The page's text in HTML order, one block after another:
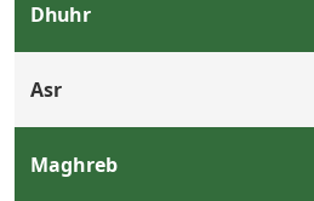
Dhuhr
Asr
Maghreb